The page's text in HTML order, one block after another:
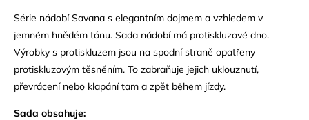
Série nádobí Savana s elegantním dojmem a vzhledem v
jemném hnědém tónu. Sada nádobí má protiskluzové dno.
Výrobky s protiskluzem jsou na spodní straně opatřeny
protiskluzovým těsněním. To zabraňuje jejich uklouznutí,
převrácení nebo klapání tam a zpět během jízdy.
Sada obsahuje: